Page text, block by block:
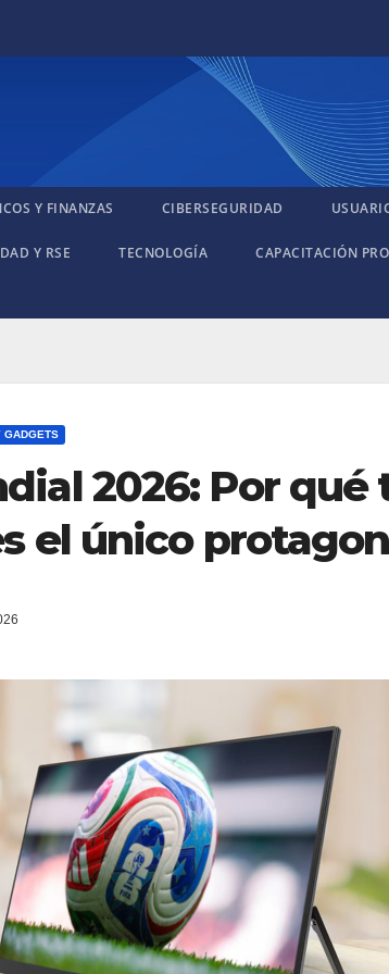
Y FINANZAS CIBERSEGURIDAD
Y RSE TECNOLOGÍA CAPACITACIÓN
GADGETS
2026: Por
el único